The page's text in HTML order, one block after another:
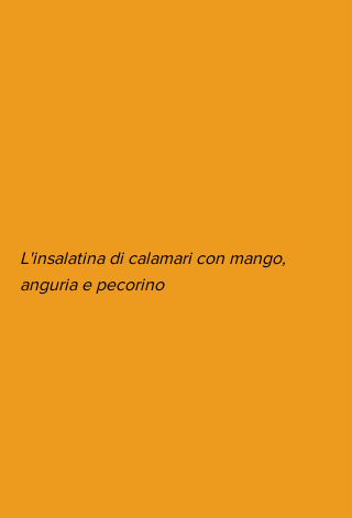
L'insalatina di calamari con mango,
anguria e pecorino